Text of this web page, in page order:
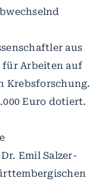
aus
für Arbeiten auf
Krebsforschung.
Euro dotiert.
Emil Salzer-